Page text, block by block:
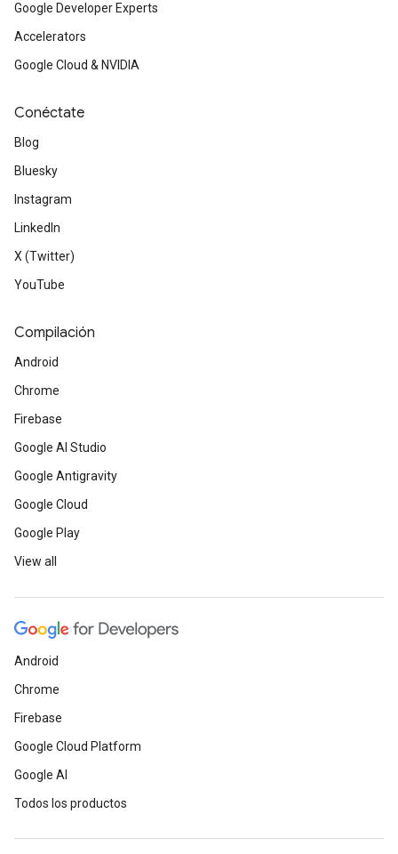
Google Developer Experts
Accelerators
Google Cloud & NVIDIA
Conéctate
Blog
Bluesky
Instagram
LinkedIn
X (Twitter)
YouTube
Compilación
Android
Chrome
Firebase
Google AI Studio
Google Antigravity
Google Cloud
Google Play
View all
Android
Chrome
Firebase
Google Cloud Platform
Google AI
Todos los productos